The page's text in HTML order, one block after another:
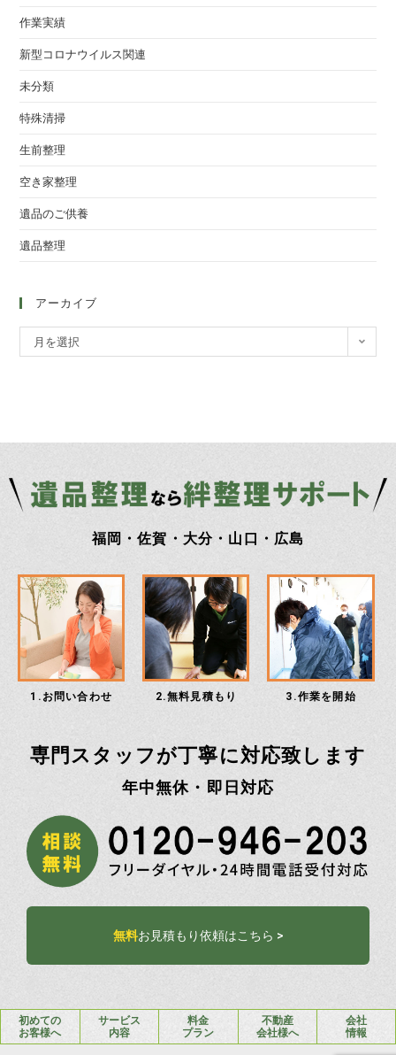
作業実績
新型コロナウイルス関連
未分類
特殊清掃
生前整理
空き家整理
遺品のご供養
遺品整理
アーカイブ
月を選択
福岡・佐賀・大分・山口・広島
1.お問い合わせ 2.無料見積もり 3.作業を開始
専門スタッフが丁寧に対応致します
年中無休・即日対応
無料お見積もり依頼はこちら >
初めての
お客様へ
サービス
内容
料金
プラン
不動産
会社様へ
会社
情報